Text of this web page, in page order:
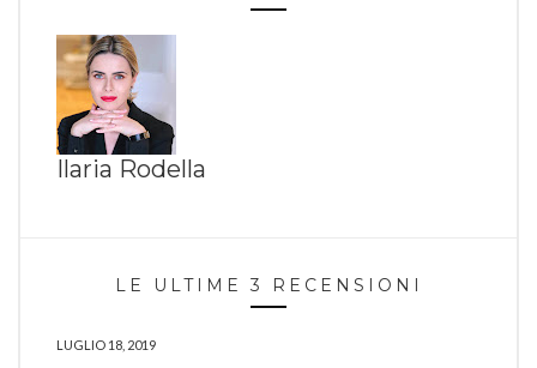
Ilaria Rodella
LE ULTIME 3 RECENSIONI
LUGLIO 18, 2019